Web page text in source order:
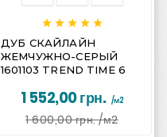
    
ДУБ СКАЙЛАЙН
ЖЕМЧУЖНО-СЕРЫЙ
1601103 TREND TIME 6
1 552,00 грн. /м2
1 600,00 грн./м2